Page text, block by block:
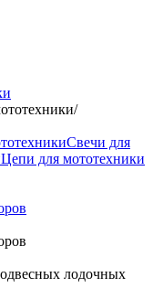
/
Свечи для
Цепи для мототехники
лодочных